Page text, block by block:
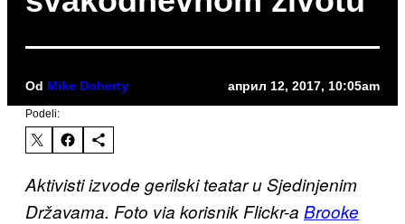
Od Mike Doherty април 12, 2017, 10:05am
Podeli:
Aktivisti izvode gerilski teatar u Sjedinjenim
Državama. Foto via korisnik Flickr-a Brooke